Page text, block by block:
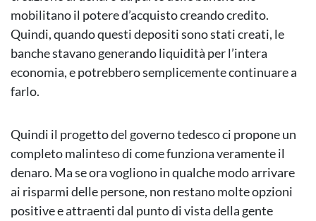
mobilitano il potere d’acquisto creando credito.
Quindi, quando questi depositi sono stati creati, le
banche stavano generando liquidità per l’intera
economia, e potrebbero semplicemente continuare a
farlo.
Quindi il progetto del governo tedesco ci propone un
completo malinteso di come funziona veramente il
denaro. Ma se ora vogliono in qualche modo arrivare
ai risparmi delle persone, non restano molte opzioni
positive e attraenti dal punto di vista della gente